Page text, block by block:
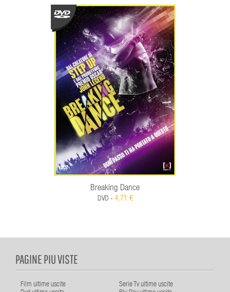
Breaking Dance
DVD - 4,71 €
PAGINE PIU VISTE
Film ultime uscite
Serie Tv ultime uscite